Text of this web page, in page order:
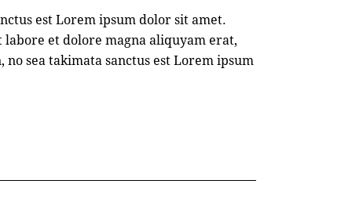
est Lorem ipsum dolor sit amet.
et dolore magna aliquyam erat,
sea takimata sanctus est Lorem ipsum